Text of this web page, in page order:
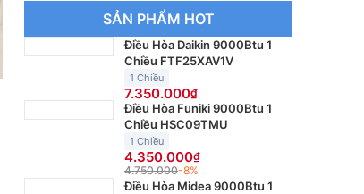
SẢN PHẨM HOT
Điều Hòa Daikin 9000Btu 1
Chiều FTF25XAV1V
1 Chiều
7.350.000
Điều Hòa Funiki 9000Btu 1
Chiều HSC09TMU
1 Chiều
4.350.000
4.750.000-8%
Điều Hòa Midea 9000Btu 1